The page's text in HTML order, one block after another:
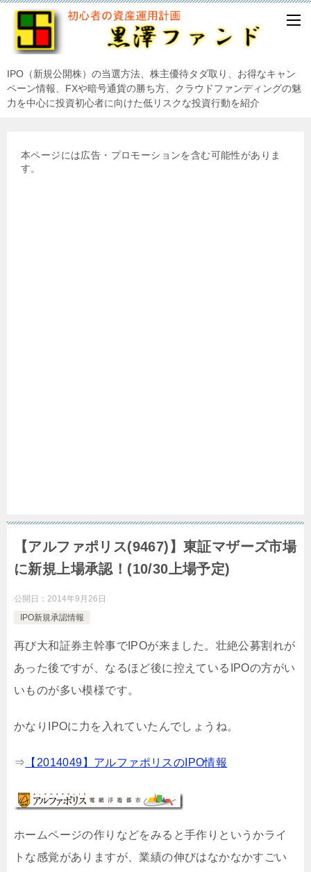
IPO（新規公開株）の当選方法、株主優待タダ取り、お得なキャン
ペーン情報、FXや暗号通貨の勝ち方、クラウドファンディングの魅
力を中心に投資初心者に向けた低リスクな投資行動を紹介
本ページには広告・プロモーションを含む可能性がありま
す。
【アルファポリス(9467)】東証マザーズ市場
に新規上場承認！(10/30上場予定)
公開日： 2014年9月26日
IPO新規承認情報
再び大和証券主幹事でIPOが来ました。壮絶公募割れが
あった後ですが、なるほど後に控えているIPOの方がい
いものが多い模様です。
かなりIPOに力を入れていたんでしょうね。
⇒ 【2014049】アルファポリスのIPO情報
ホームページの作りなどをみると手作りというかライ
トな感覚がありますが、業績の伸びはなかなかすごい